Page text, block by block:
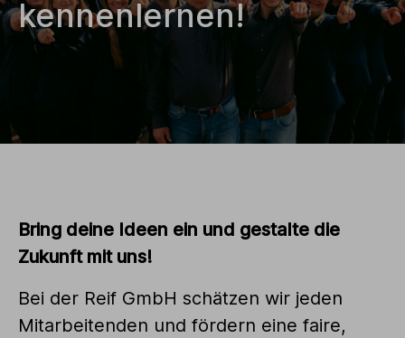
kennenlernen!
Bring deine Ideen ein und gestalte die
Zukunft mit uns!
Bei der Reif GmbH schätzen wir jeden
Mitarbeitenden und fördern eine faire,